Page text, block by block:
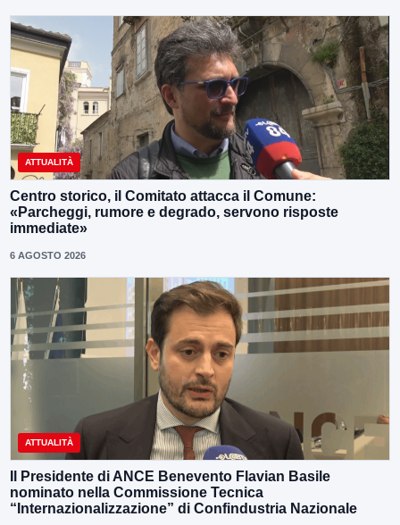
ATTUALITÀ
Centro storico, il Comitato attacca il Comune:
«Parcheggi, rumore e degrado, servono risposte
immediate»
6 AGOSTO 2026
ATTUALITÀ
Il Presidente di ANCE Benevento Flavian Basile
nominato nella Commissione Tecnica
“Internazionalizzazione” di Confindustria Nazionale